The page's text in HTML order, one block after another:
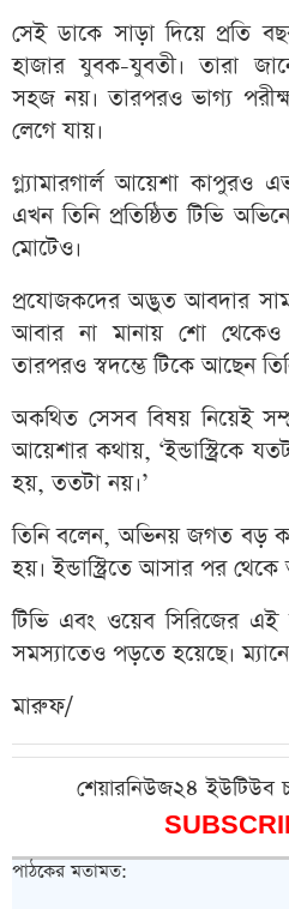
সেই ডাকে সাড়া দিয়ে প্রতি
হাজার যুবক-যুবতী। তারা
সহজ নয়। তারপরও ভাগ্য
লেগে যায়।
গ্ল্যামারগার্ল আয়েশা কাপুরও
এখন তিনি প্রতিষ্ঠিত টিভি
মোটেও।
প্রযোজকদের অদ্ভুত আবদার
আবার না মানায় শো থেকেও
তারপরও স্বদম্ভে টিকে আছেন
অকথিত সেসব বিষয় নিয়েই
আয়েশার কথায়, ‘ইন্ডাস্ট্রিকে
হয়, ততটা নয়।’
তিনি বলেন, অভিনয় জগত বড়
হয়। ইন্ডাস্ট্রিতে আসার পর
টিভি এবং ওয়েব সিরিজের এই
সমস্যাতেও পড়তে হয়েছে।
মারুফ/
শেয়ারনিউজ২৪ ইউটিউব
পাঠকের মতামত: